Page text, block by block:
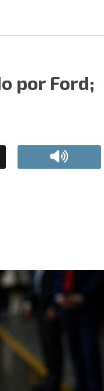
por Ford;